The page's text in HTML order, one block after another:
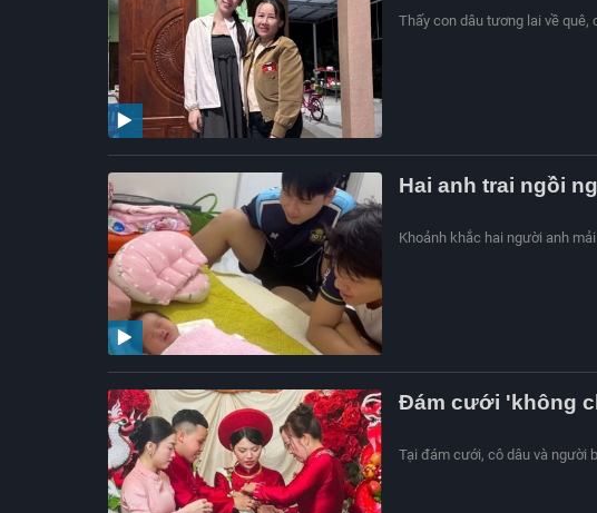
Thấy con dâu tương lai về quê,
Hai anh trai ngồi
Khoảnh khắc hai người anh
Đám cưới 'không
Tại đám cưới, cô dâu và người